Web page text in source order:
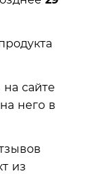
сайте
него в
из